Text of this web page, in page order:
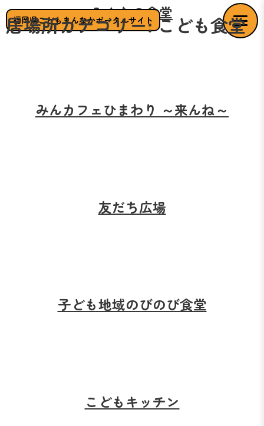
福岡県こどもまんなかポータルサイト
居場所カテゴリー:こども食堂
みんなの食堂
みんカフェひまわり ～来んね～
友だち広場
子ども地域のびのび食堂
こどもキッチン